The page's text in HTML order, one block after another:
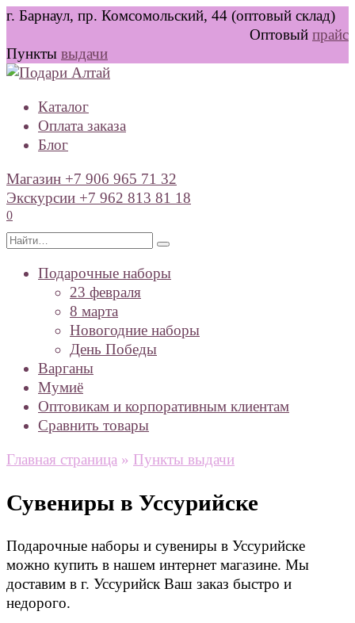
Перейти
содержанию
г. Барнаул, пр. Комсомольский, 44 (оптовый склад)
Оптовый прайс
Пункты выдачи
Каталог
Оплата заказа
Блог
Магазин +7 906 965 71 32
Экскурсии +7 962 813 81 18
0
Search
Подарочные наборы
23 февраля
8 марта
Новогодние наборы
День Победы
Варганы
Мумиё
Оптовикам и корпоративным клиентам
Сравнить товары
Главная страница » Пункты выдачи
Сувениры в Уссурийске
Подарочные наборы и сувениры в Уссурийске
можно купить в нашем интернет магазине. Мы
доставим в г. Уссурийск Ваш заказ быстро и
недорого.